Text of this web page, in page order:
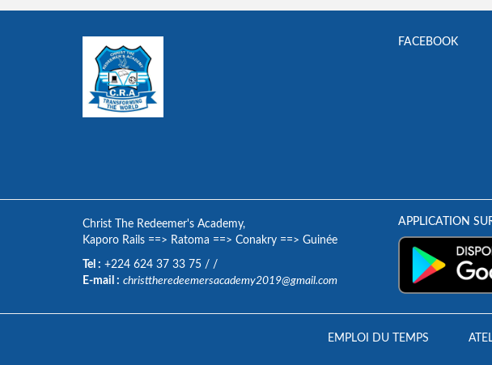
FACEBOOK
Christ The Redeemer's Academy,
Kaporo Rails ==> Ratoma ==> Conakry ==> Guinée
Tel : +224 624 37 33 75 / /
E-mail : christtheredeemersacademy2019@gmail.com
APPLICATION
EMPLOI DU TEMPS